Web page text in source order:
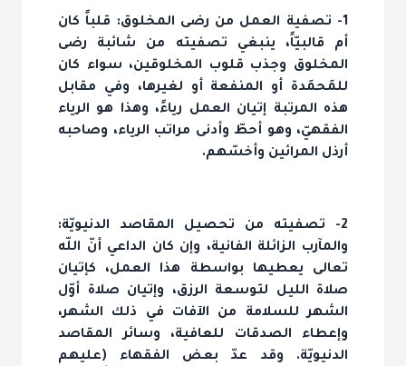
1- تصفية العمل من رضى المخلوق: قلباً كان
أم قالبيّاً، ينبغي تصفيته من شائبة رضى
المخلوق وجذب قلوب المخلوقين، سواء كان
للمَحمَدة أو المنفعة أو لغيرها، وفي مقابل
هذه المرتبة إتيان العمل رياءً، وهذا هو الرياء
الفقهيّ، وهو أحطّ وأدنى مراتب الرياء، وصاحبه
أرذل المرائين وأخسّهم.
2- تصفيته من تحصيل المقاصد الدنيويّة:
والمآرب الزائلة الفانية، وإن كان الداعي أنّ اللّه
تعالى يعطيها بواسطة هذا العمل، كإتيان
صلاة الليل لتوسعة الرزق، وإتيان صلاة أوّل
الشهر للسلامة من الآفات في ذلك الشهر،
وإعطاء الصدقات للعافية، وسائر المقاصد
الدنيويّة. وقد عدّ بعض الفقهاء (عليهم